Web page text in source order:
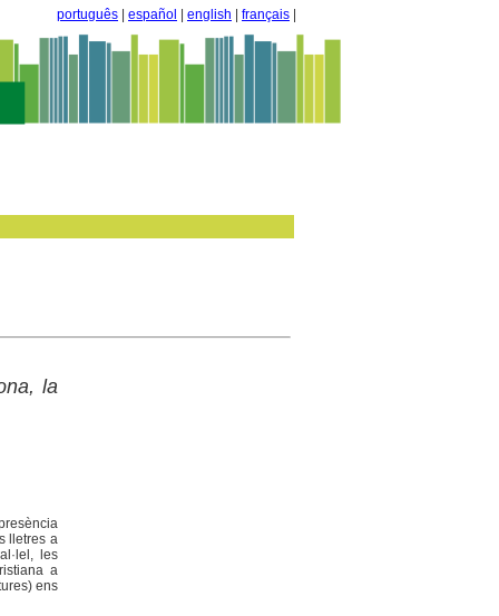
português español english français
la
lletres a
les
a
ens